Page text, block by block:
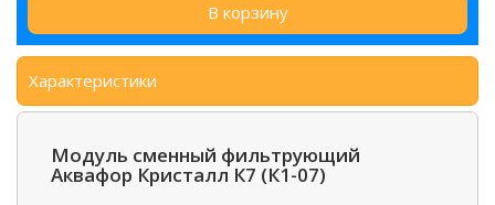
В корзину
Характеристики
Модуль сменный фильтрующий
Аквафор Кристалл К7 (К1-07)